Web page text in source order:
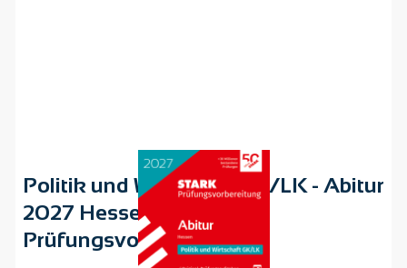
Politik und Wirtschaft GK/LK - Abitur
2027 Hessen -
Prüfungsvorbereitung